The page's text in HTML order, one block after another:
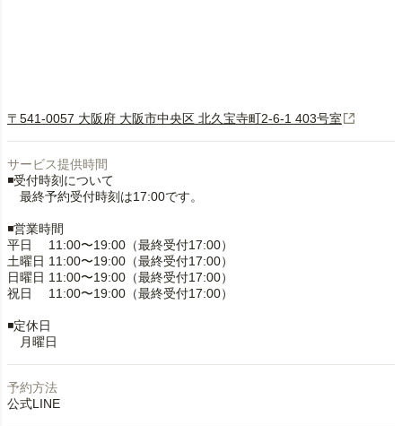
〒541-0057 大阪府 大阪市中央区 北久宝寺町2-6-1 403号室
サービス提供時間
◾️受付時刻について
最終予約受付時刻は17:00です。
◾️営業時間
平日 11:00〜19:00（最終受付17:00）
土曜日 11:00〜19:00（最終受付17:00）
日曜日 11:00〜19:00（最終受付17:00）
祝日 11:00〜19:00（最終受付17:00）
◾️定休日
月曜日
予約方法
公式LINE